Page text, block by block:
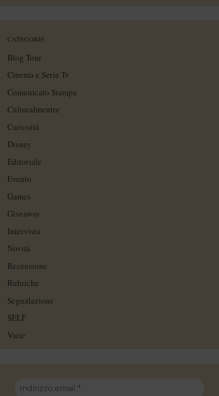
CATEGORIE
Blog Tour
Cinema e Serie Tv
Comunicato Stampa
Culturalmentre
Curiosità
Disney
Editoriale
Evento
Games
Giveaway
Intervista
Novità
Recensione
Rubriche
Segnalazione
SELF
Varie